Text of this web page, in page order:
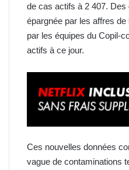
de cas actifs à 2 407.
épargnée par les affres
par les équipes du Copil-
actifs à ce jour.
Ces nouvelles données
vague de contaminations